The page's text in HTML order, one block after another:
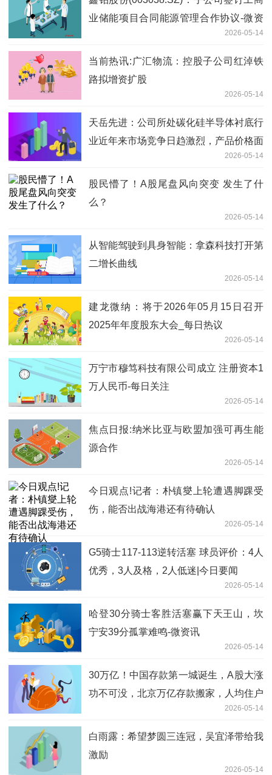
业储能项目合同能源管理合作协议-微资
2026-05-14
当前热讯:广汇物流：控股子公司红淖铁
路拟增资扩股
2026-05-14
天岳先进：公司所处碳化硅半导体衬底行
业近年来市场竞争日趋激烈，产品价格面
2026-05-14
股民懵了！A股尾盘风向突变 发生了什
么？
2026-05-14
从智能驾驶到具身智能：拿森科技打开第
二增长曲线
2026-05-14
建龙微纳：将于2026年05月15日召开
2025年年度股东大会_每日热议
2026-05-14
万宁市穆笃科技有限公司成立 注册资本1
万人民币-每日关注
2026-05-14
焦点日报:纳米比亚与欧盟加强可再生能
源合作
2026-05-14
今日观点!记者：朴镇燮上轮遭遇脚踝受
伤，能否出战海港还有待确认
2026-05-14
G5骑士117-113逆转活塞 球员评价：4人
优秀，3人及格，2人低迷|今日要闻
2026-05-14
哈登30分骑士客胜活塞赢下天王山，坎
宁安39分孤掌难鸣-微资讯
2026-05-14
30万亿！中国存款第一城诞生，A股大涨
功不可没，北京万亿存款搬家，人均住户
2026-05-14
白雨露：希望梦圆三连冠，吴宜泽带给我
激励
2026-05-14